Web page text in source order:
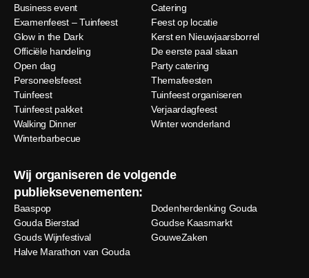
Business event
Catering
Examenfeest – Tuinfeest
Feest op locatie
Glow in the Dark
Kerst en Nieuwjaarsborrel
Officiële handeling
De eerste paal slaan
Open dag
Party catering
Personeelsfeest
Themafeesten
Tuinfeest
Tuinfeest organiseren
Tuinfeest pakket
Verjaardagfeest
Walking Dinner
Winter wonderland
Winterbarbecue
Wij organiseren de volgende
publieksevenementen:
Baaspop
Dodenherdenking Gouda
Gouda Bierstad
Goudse Kaasmarkt
Gouds Wijnfestival
GouweZaken
Halve Marathon van Gouda